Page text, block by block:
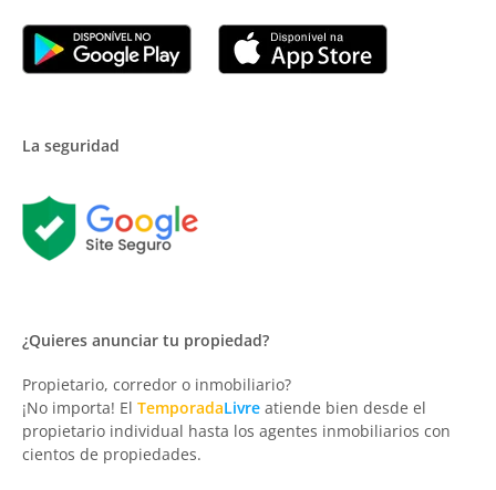
La seguridad
¿Quieres anunciar tu propiedad?
Propietario, corredor o inmobiliario?
¡No importa! El TemporadaLivre atiende bien desde el
propietario individual hasta los agentes inmobiliarios con
cientos de propiedades.